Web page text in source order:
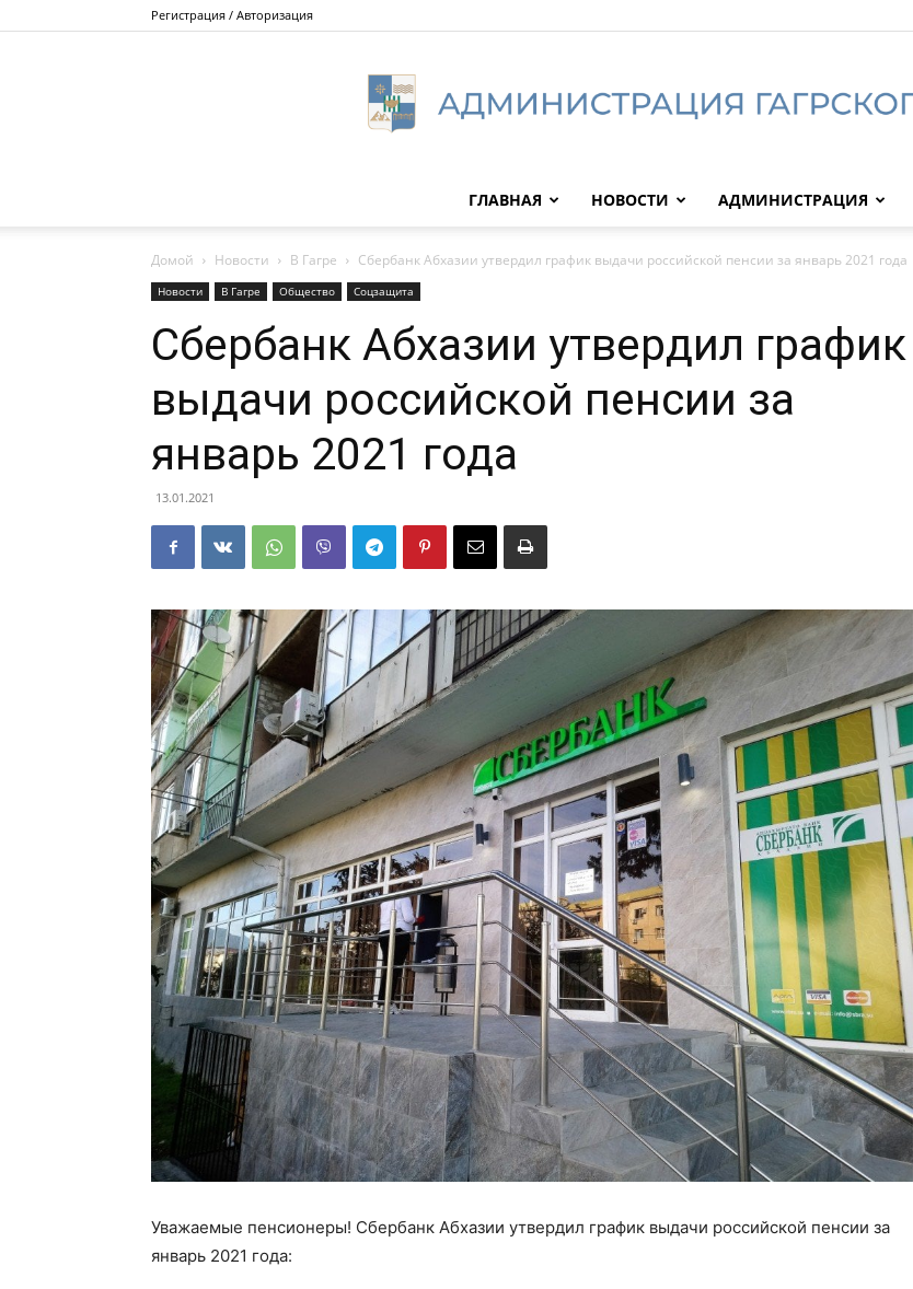
Регистрация / Авторизация
Гагрского
ГЛАВНАЯ НОВОСТИ АДМИНИСТРАЦИЯ
Домой Новости В Гагре Сбербанк Абхазии утвердил график выдачи российской пенсии за январь 2021 года
Новости В Гагре Общество Соцзащита
Сбербанк Абхазии утвердил график
выдачи российской пенсии за
январь 2021 года
13.01.2021
Уважаемые пенсионеры! Сбербанк Абхазии утвердил график выдачи российской пенсии за
январь 2021 года: